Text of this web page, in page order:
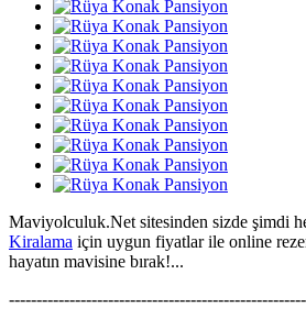
Maviyolculuk.Net sitesinden sizde şimdi
Kiralama için uygun fiyatlar ile online
hayatın mavisine bırak!...